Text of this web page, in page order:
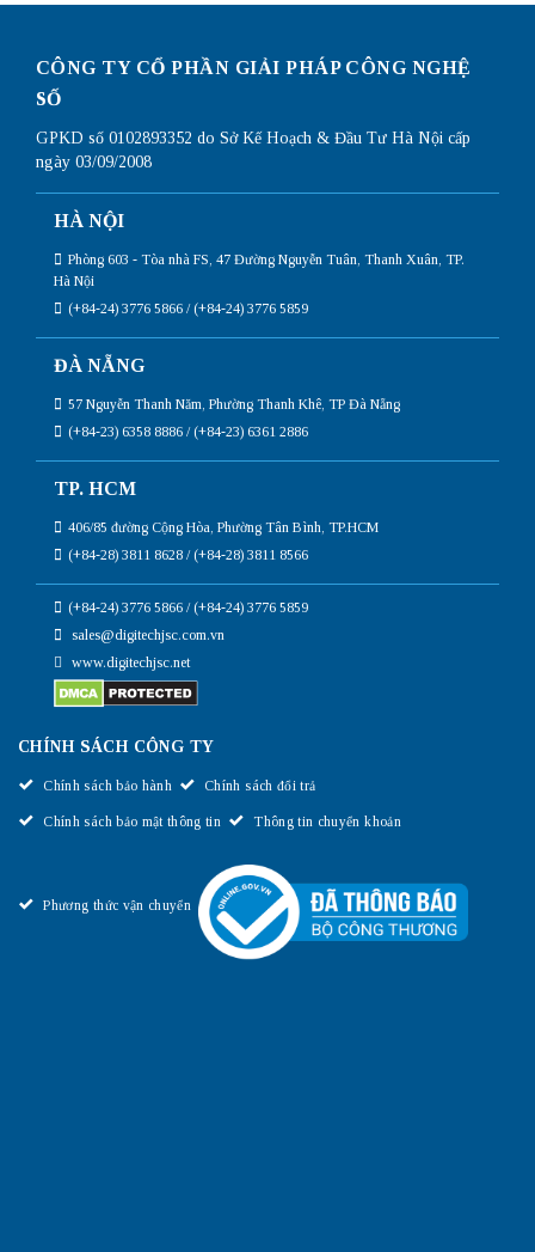
CÔNG TY CỔ PHẦN GIẢI PHÁP CÔNG NGHỆ
SỐ
GPKD số 0102893352 do Sở Kế Hoạch & Đầu Tư Hà Nội cấp
ngày 03/09/2008
HÀ NỘI
Phòng 603 - Tòa nhà FS, 47 Đường Nguyễn Tuân, Thanh Xuân, TP.
Hà Nội
(+84-24) 3776 5866 / (+84-24) 3776 5859
ĐÀ NẴNG
57 Nguyễn Thanh Năm, Phường Thanh Khê, TP Đà Nẵng
(+84-23) 6358 8886 / (+84-23) 6361 2886
TP. HCM
406/85 đường Cộng Hòa, Phường Tân Bình, TP.HCM
(+84-28) 3811 8628 / (+84-28) 3811 8566
(+84-24) 3776 5866 / (+84-24) 3776 5859
sales@digitechjsc.com.vn
www.digitechjsc.net
CHÍNH SÁCH CÔNG TY
Chính sách bảo hành Chính sách đổi trả
Chính sách bảo mật thông tin Thông tin chuyển khoản
Phương thức vận chuyển